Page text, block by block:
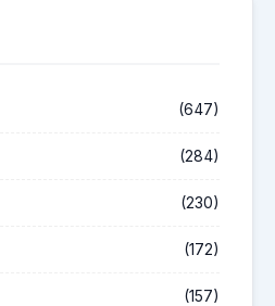
(647)
(284)
(230)
(172)
(157)